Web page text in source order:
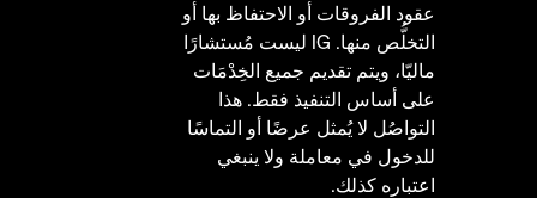
عقود الفروقات أو الاحتفاظ بها أو
التخلُّص منها. IG ليست مُستشارًا
ماليّا، ويتم تقديم جميع الخِدْمَات
على أساس التنفيذ فقط. هذا
التواصُل لا يُمثل عرضًا أو التماسًا
للدخول في معاملة ولا ينبغي
اعتباره كذلك.